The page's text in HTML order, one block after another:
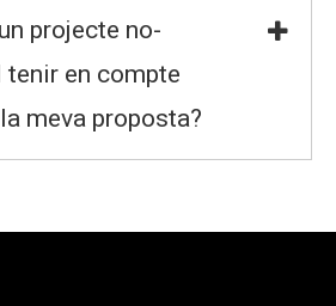
projecte no-
tenir en compte
meva proposta?